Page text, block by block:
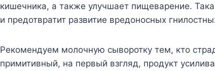
кишечника, а также улучшает пищеварение.
и предотвратит развитие вредоносных
Рекомендуем молочную сыворотку тем, кто
примитивный, на первый взгляд, продукт